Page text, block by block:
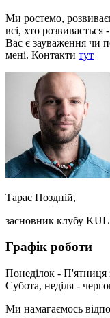
Ми ростемо,
всі, хто
Вас є зауваження чи
мені. Контакти тут
Тарас Поздній,
засновник клубу
Графік роботи
Понеділок - П'ятниця
Субота, неділя -
Ми намагаємось